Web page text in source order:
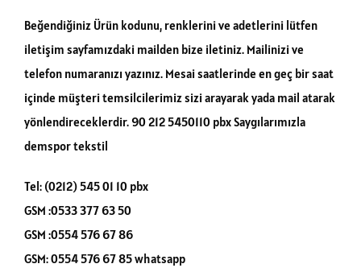
Beğendiğiniz Ürün kodunu, renklerini ve adetlerini lütfen
iletişim sayfamızdaki mailden bize iletiniz. Mailinizi ve
telefon numaranızı yazınız. Mesai saatlerinde en geç bir saat
içinde müşteri temsilcilerimiz sizi arayarak yada mail atarak
yönlendireceklerdir. 90 212 5450110 pbx Saygılarımızla
demspor tekstil
Tel: (0212) 545 01 10 pbx
GSM :0533 377 63 50
GSM :0554 576 67 86
GSM: 0554 576 67 85 whatsapp